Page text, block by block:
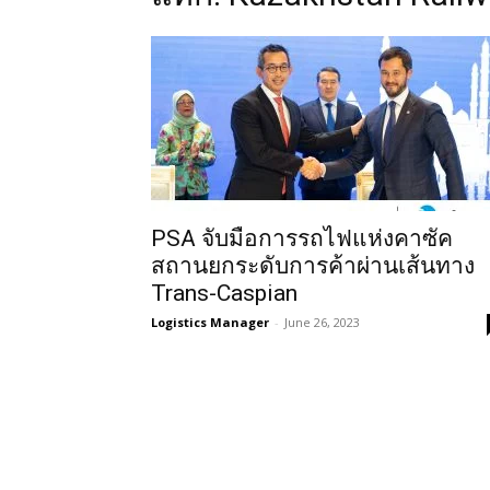
PSA จับมือการรถไฟแห่งคาซัค
สถานยกระดับการค้าผ่านเส้นทาง
Trans-Caspian
Logistics Manager - June 26, 2023